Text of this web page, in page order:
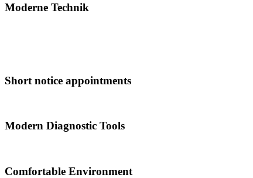
Moderne Technik
Short notice appointments
Modern Diagnostic Tools
Comfortable Environment